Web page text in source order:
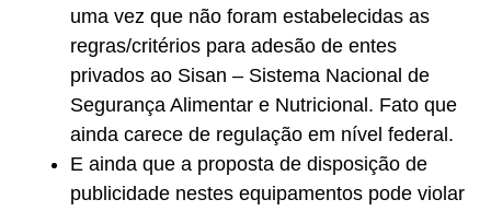
uma vez que não foram estabelecidas as
regras/critérios para adesão de entes
privados ao Sisan – Sistema Nacional de
Segurança Alimentar e Nutricional. Fato que
ainda carece de regulação em nível federal.
E ainda que a proposta de disposição de
publicidade nestes equipamentos pode violar